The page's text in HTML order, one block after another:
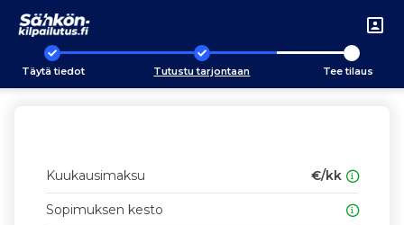
Täytä tiedot Tutustu tarjontaan Tee tilaus
Kuukausimaksu €/kk
Sopimuksen kesto